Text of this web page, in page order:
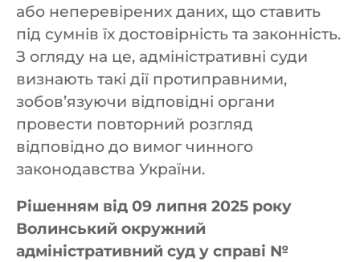
або неперевірених даних, що ставить
під сумнів їх достовірність та законність.
З огляду на це, адміністративні суди
визнають такі дії протиправними,
зобов’язуючи відповідні органи
провести повторний розгляд
відповідно до вимог чинного
законодавства України.
Рішенням від 09 липня 2025 року
Волинський окружний
адміністративний суд у справі №